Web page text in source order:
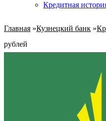
Кредитная
Главная »Кузнецкий банк »
рублей